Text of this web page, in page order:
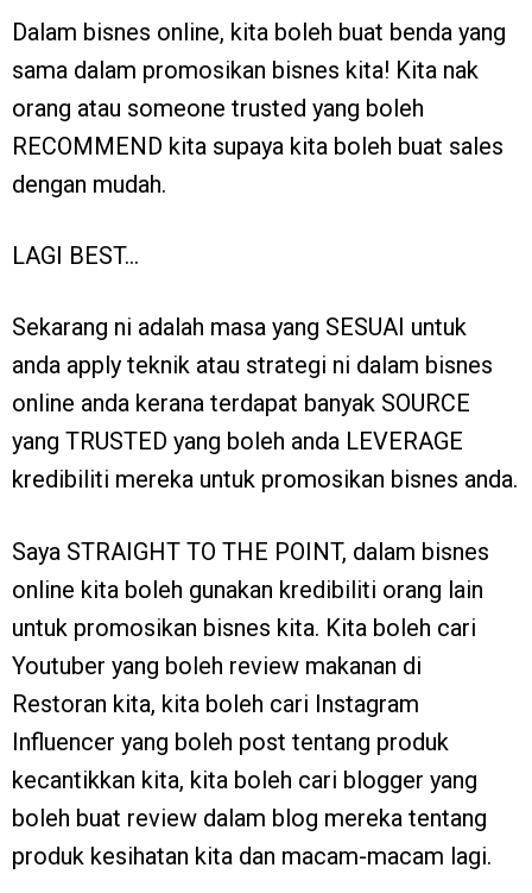
Dalam bisnes online, kita boleh buat benda yang
sama dalam promosikan bisnes kita! Kita nak
orang atau someone trusted yang boleh
RECOMMEND kita supaya kita boleh buat sales
dengan mudah.
LAGI BEST…
Sekarang ni adalah masa yang SESUAI untuk
anda apply teknik atau strategi ni dalam bisnes
online anda kerana terdapat banyak SOURCE
yang TRUSTED yang boleh anda LEVERAGE
kredibiliti mereka untuk promosikan bisnes anda.
Saya STRAIGHT TO THE POINT, dalam bisnes
online kita boleh gunakan kredibiliti orang lain
untuk promosikan bisnes kita. Kita boleh cari
Youtuber yang boleh review makanan di
Restoran kita, kita boleh cari Instagram
Influencer yang boleh post tentang produk
kecantikkan kita, kita boleh cari blogger yang
boleh buat review dalam blog mereka tentang
produk kesihatan kita dan macam-macam lagi.